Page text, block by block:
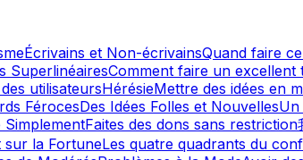
Écrivains et Non-écrivainsQuand faire
SuperlinéairesComment faire un excellent
utilisateursHérésieMettre des idées en
FérocesDes Idées Folles et NouvellesUn
SimplementFaites des dons sans restriction
sur la FortuneLes quatre quadrants du